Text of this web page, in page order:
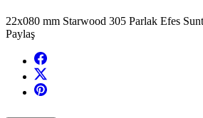
22x080 mm Starwood 305 Parlak Efes
Paylaş